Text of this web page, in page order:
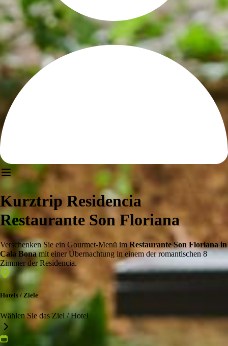
Kurztrip Residencia
Restaurante Son Floriana
Verschenken Sie ein Gourmet-Menü im Restaurante Son Floriana in
Cala Bonamit einer Übernachtung in einem der romantischen 8
Zimmer der Residencia.
Hotels / Ziele
Wählen Sie das Ziel / Hotel